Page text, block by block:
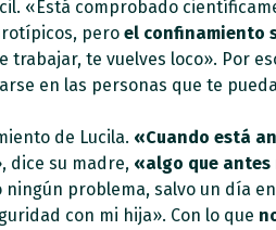
«Está comprobado
pero el confinamiento
trabajar, te vuelves loco». Por
en las personas que te
de Lucila. «Cuando está
dice su madre, «algo que antes
problema, salvo un día
con mi hija». Con lo que